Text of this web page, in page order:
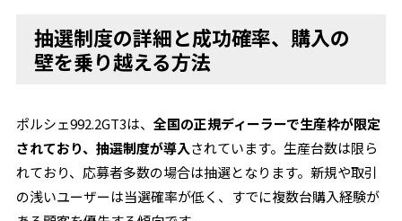
抽選制度の詳細と成功確率、購入の
壁を乗り越える方法
ポルシェ992.2GT3は、全国の正規ディーラーで生産枠が限定
されており、抽選制度が導入されています。生産台数は限ら
れており、応募者多数の場合は抽選となります。新規や取引
の浅いユーザーは当選確率が低く、すでに複数台購入経験が